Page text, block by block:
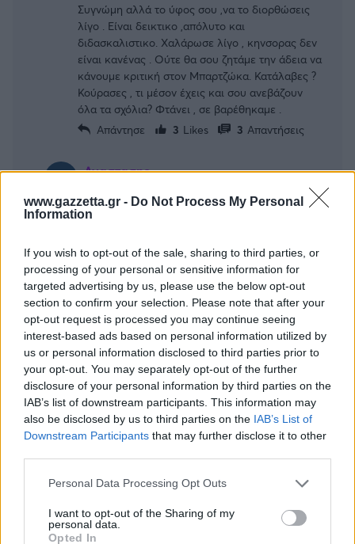
www.gazzetta.gr - Do Not Process My Personal
Information
If you wish to opt-out of the sale, sharing to third parties, or
processing of your personal or sensitive information for
targeted advertising by us, please use the below opt-out
section to confirm your selection. Please note that after your
opt-out request is processed you may continue seeing
interest-based ads based on personal information utilized by
us or personal information disclosed to third parties prior to
your opt-out. You may separately opt-out of the further
disclosure of your personal information by third parties on the
IAB’s list of downstream participants. This information may
also be disclosed by us to third parties on the IAB’s List of
Downstream Participants that may further disclose it to other
Please note that this website/app uses one or more Google
not limited to your visit or usage behaviour. You may click to
grant or deny consent to Google and its third-party tags to
Personal Data Processing Opt Outs
I want to opt-out of the Sharing of my
personal data.
Opted In
Συγνώμη αλλά το ύφος σου ,να το διορθώσεις
λίγο . Είναι δεικτικο ,απόλυτο και
διδασκαλιστικο. Χαλάρωσε λίγο , κηνσορας δεν
είναι κανένας . Ούτε θα σου ζητάμε την άδεια να
κάνουμε κριτική στον Μπαρτζώκα. Κατάλαβες ?
Κούρασες , τι μέσον έχεις και σου ανεβάζουν
όλα τα σχόλια? Φτάνει , σε βαρέθηκαμε .
Απάντησε
3 Likes 3 Απαντήσεις
Αναστασης
Εσύ μπορείς να γραφεις ο,τι και οποτε θέλεις.
Αποφάσισε αν θες ελευθερία λόγου ή οχι!
Απάντησε
Εμμανουέλα7
ΙΚ1987
14/03/2026 - 19:24
Γιατί γράφεις στον πληθυντικό; ΠΟΣΟΙ ΕΙΣΑΙ;
Δεν είναι υποχρεωτικό να με διαβάζεις! Όλα
αυτά για να... σχολιάσεις τον Μπαρτζώκα;
Καν΄το! Δε σου έπιασα ούτε το χέρι ούτε τη
μύτη(Μπλιαξ!)...
Απάντησε
Likes